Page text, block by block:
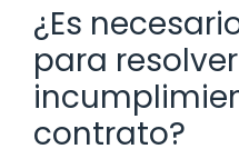
¿Es
para
contrato?